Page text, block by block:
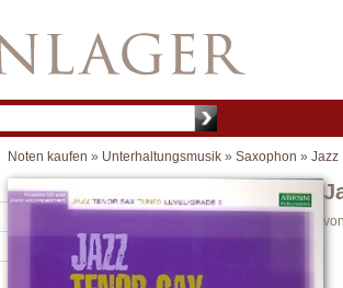
Noten kaufen » Unterhaltungsmusik » Saxophon » Jazz
von